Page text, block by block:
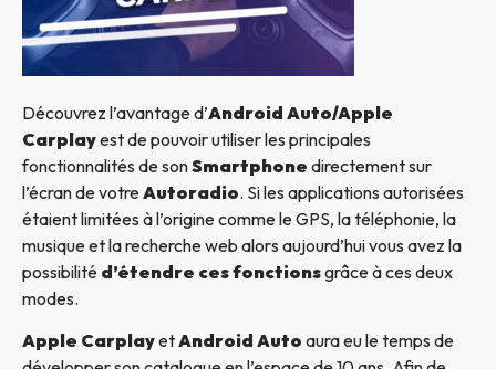
Découvrez l’avantage d’Android Auto/Apple
Carplayest de pouvoir utiliser les principales
fonctionnalités de sonSmartphone directement sur
l’écran de votreAutoradio. Si les applications autorisées
étaient limitées à l’origine comme le GPS, la téléphonie, la
musique et la recherche web alors aujourd’hui vous avez la
possibilité d’étendre ces fonctionsgrâce à ces deux
modes.
Apple CarplayetAndroid Auto aura eu le temps de